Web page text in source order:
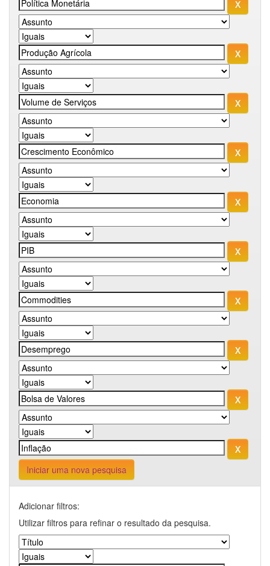
Iniciar uma nova pesquisa
Adicionar filtros:
Utilizar filtros para refinar o resultado da pesquisa.